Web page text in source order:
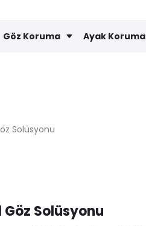
Göz Koruma Ayak Koruma
Solüsyonu
Solüsyonu